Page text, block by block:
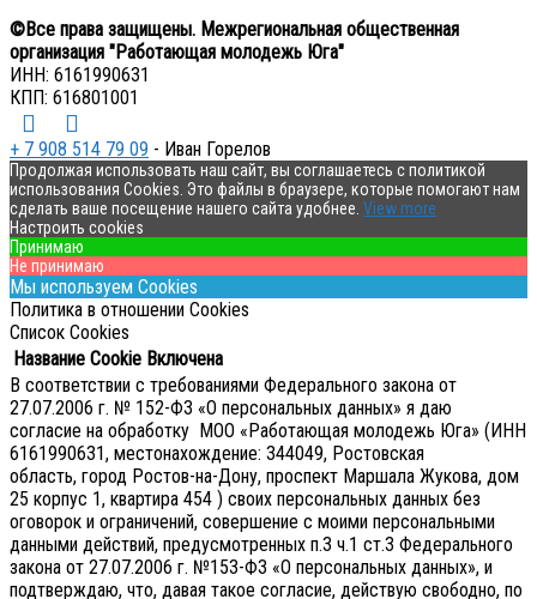
©Все права защищены. Межрегиональная общественная
организация "Работающая молодежь Юга"
ИНН: 6161990631
КПП: 616801001
+ 7 908 514 79 09 - Иван Горелов
Продолжая использовать наш сайт, вы соглашаетесь с политикой
использования Cookies. Это файлы в браузере, которые помогают нам
сделать ваше посещение нашего сайта удобнее. View more
Настроить cookies
Принимаю
Не принимаю
Мы используем Cookies
Политика в отношении Cookies
Список Cookies
Название Cookie Включена
В соответствии с требованиями Федерального закона от
27.07.2006 г. № 152-ФЗ «О персональных данных» я даю
согласие на обработку МОО «Работающая молодежь Юга» (ИНН
6161990631, местонахождение: 344049, Ростовская
область, город Ростов-на-Дону, проспект Маршала Жукова, дом
25 корпус 1, квартира 454 ) своих персональных данных без
оговорок и ограничений, совершение с моими персональными
данными действий, предусмотренных п.3 ч.1 ст.3 Федерального
закона от 27.07.2006 г. №153-ФЗ «О персональных данных», и
подтверждаю, что, давая такое согласие, действую свободно, по